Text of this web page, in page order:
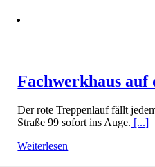
Fachwerkhaus auf
Der rote Treppenlauf fällt
Straße 99 sofort ins Auge. [...]
Weiterlesen